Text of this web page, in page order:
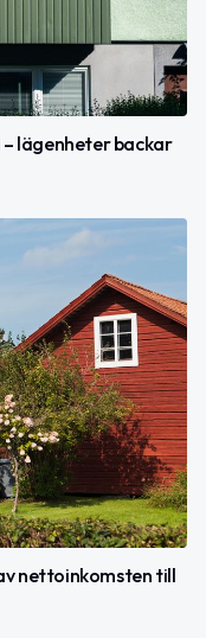
– lägenheter backar
nettoinkomsten till